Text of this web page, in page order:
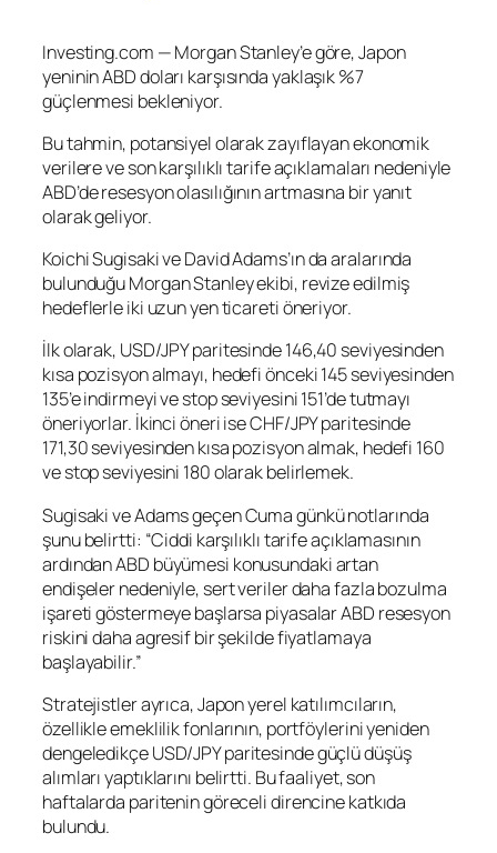
Investing.com — Morgan Stanley’e göre, Japon
yeninin ABD doları karşısında yaklaşık %7
güçlenmesi bekleniyor.
Bu tahmin, potansiyel olarak zayıflayan ekonomik
verilere ve son karşılıklı tarife açıklamaları nedeniyle
ABD’de resesyon olasılığının artmasına bir yanıt
olarak geliyor.
Koichi Sugisaki ve David Adams’ın da aralarında
bulunduğu Morgan Stanley ekibi, revize edilmiş
hedeflerle iki uzun yen ticareti öneriyor.
İlk olarak, USD/JPYparitesinde 146,40 seviyesinden
kısa pozisyon almayı, hedefi önceki 145 seviyesinden
135’e indirmeyi ve stop seviyesini 151’de tutmayı
öneriyorlar. İkinci öneri iseCHF/JPYparitesinde
171,30 seviyesinden kısa pozisyon almak, hedefi 160
ve stop seviyesini 180 olarak belirlemek.
Sugisaki ve Adams geçen Cuma günkü notlarında
şunu belirtti: “Ciddi karşılıklı tarife açıklamasının
ardından ABD büyümesi konusundaki artan
endişeler nedeniyle, sert veriler daha fazla bozulma
işareti göstermeye başlarsa piyasalar ABD resesyon
riskini daha agresif bir şekilde fiyatlamaya
başlayabilir.”
Stratejistler ayrıca, Japon yerel katılımcıların,
özellikle emeklilik fonlarının, portföylerini yeniden
dengeledikçe USD/JPY paritesinde güçlü düşüş
alımları yaptıklarını belirtti. Bu faaliyet, son
haftalarda paritenin göreceli direncine katkıda
bulundu.